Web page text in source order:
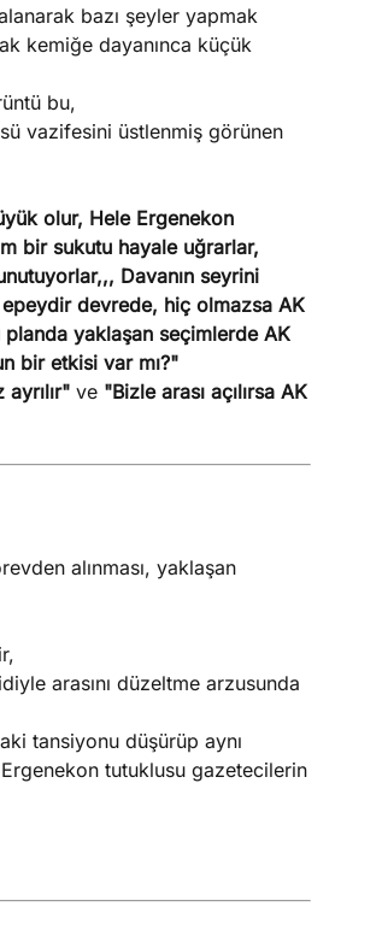
bazı şeyler yapmak
kemiğe dayanınca küçük
bu,
vazifesini üstlenmiş görünen
olur, Hele Ergenekon
bir sukutu hayale uğrarlar,
Davanın seyrini
devrede, hiç olmazsa AK
yaklaşan seçimlerde AK
bir etkisi var mı?"
ve "Bizle arası açılırsa AK
alınması, yaklaşan
arasını düzeltme arzusunda
tansiyonu düşürüp aynı
tutuklusu gazetecilerin